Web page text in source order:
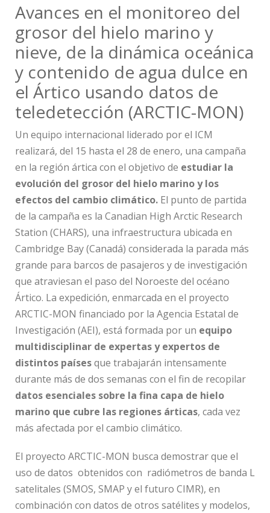
Avances en el monitoreo del
grosor del hielo marino y
nieve, de la dinámica oceánica
y contenido de agua dulce en
el Ártico usando datos de
teledetección (ARCTIC-MON)
Un equipo internacional liderado por el ICM
realizará, del 15 hasta el 28 de enero, una campaña
en la región ártica con el objetivo de estudiar la
evolución del grosor del hielo marino y los
efectos del cambio climático. El punto de partida
de la campaña es la Canadian High Arctic Research
Station (CHARS), una infraestructura ubicada en
Cambridge Bay (Canadá) considerada la parada más
grande para barcos de pasajeros y de investigación
que atraviesan el paso del Noroeste del océano
Ártico. La expedición, enmarcada en el proyecto
ARCTIC-MON financiado por la Agencia Estatal de
Investigación (AEI), está formada por un equipo
multidisciplinar de expertas y expertos de
distintos paísesque trabajarán intensamente
durante más de dos semanas con el fin de recopilar
datos esenciales sobre la fina capa de hielo
marino que cubre las regiones árticas, cada vez
más afectada por el cambio climático.
El proyecto ARCTIC-MON busca demostrar que el
uso de datos obtenidos con radiómetros de banda L
satelitales (SMOS, SMAP y el futuro CIMR), en
combinación con datos de otros satélites y modelos,